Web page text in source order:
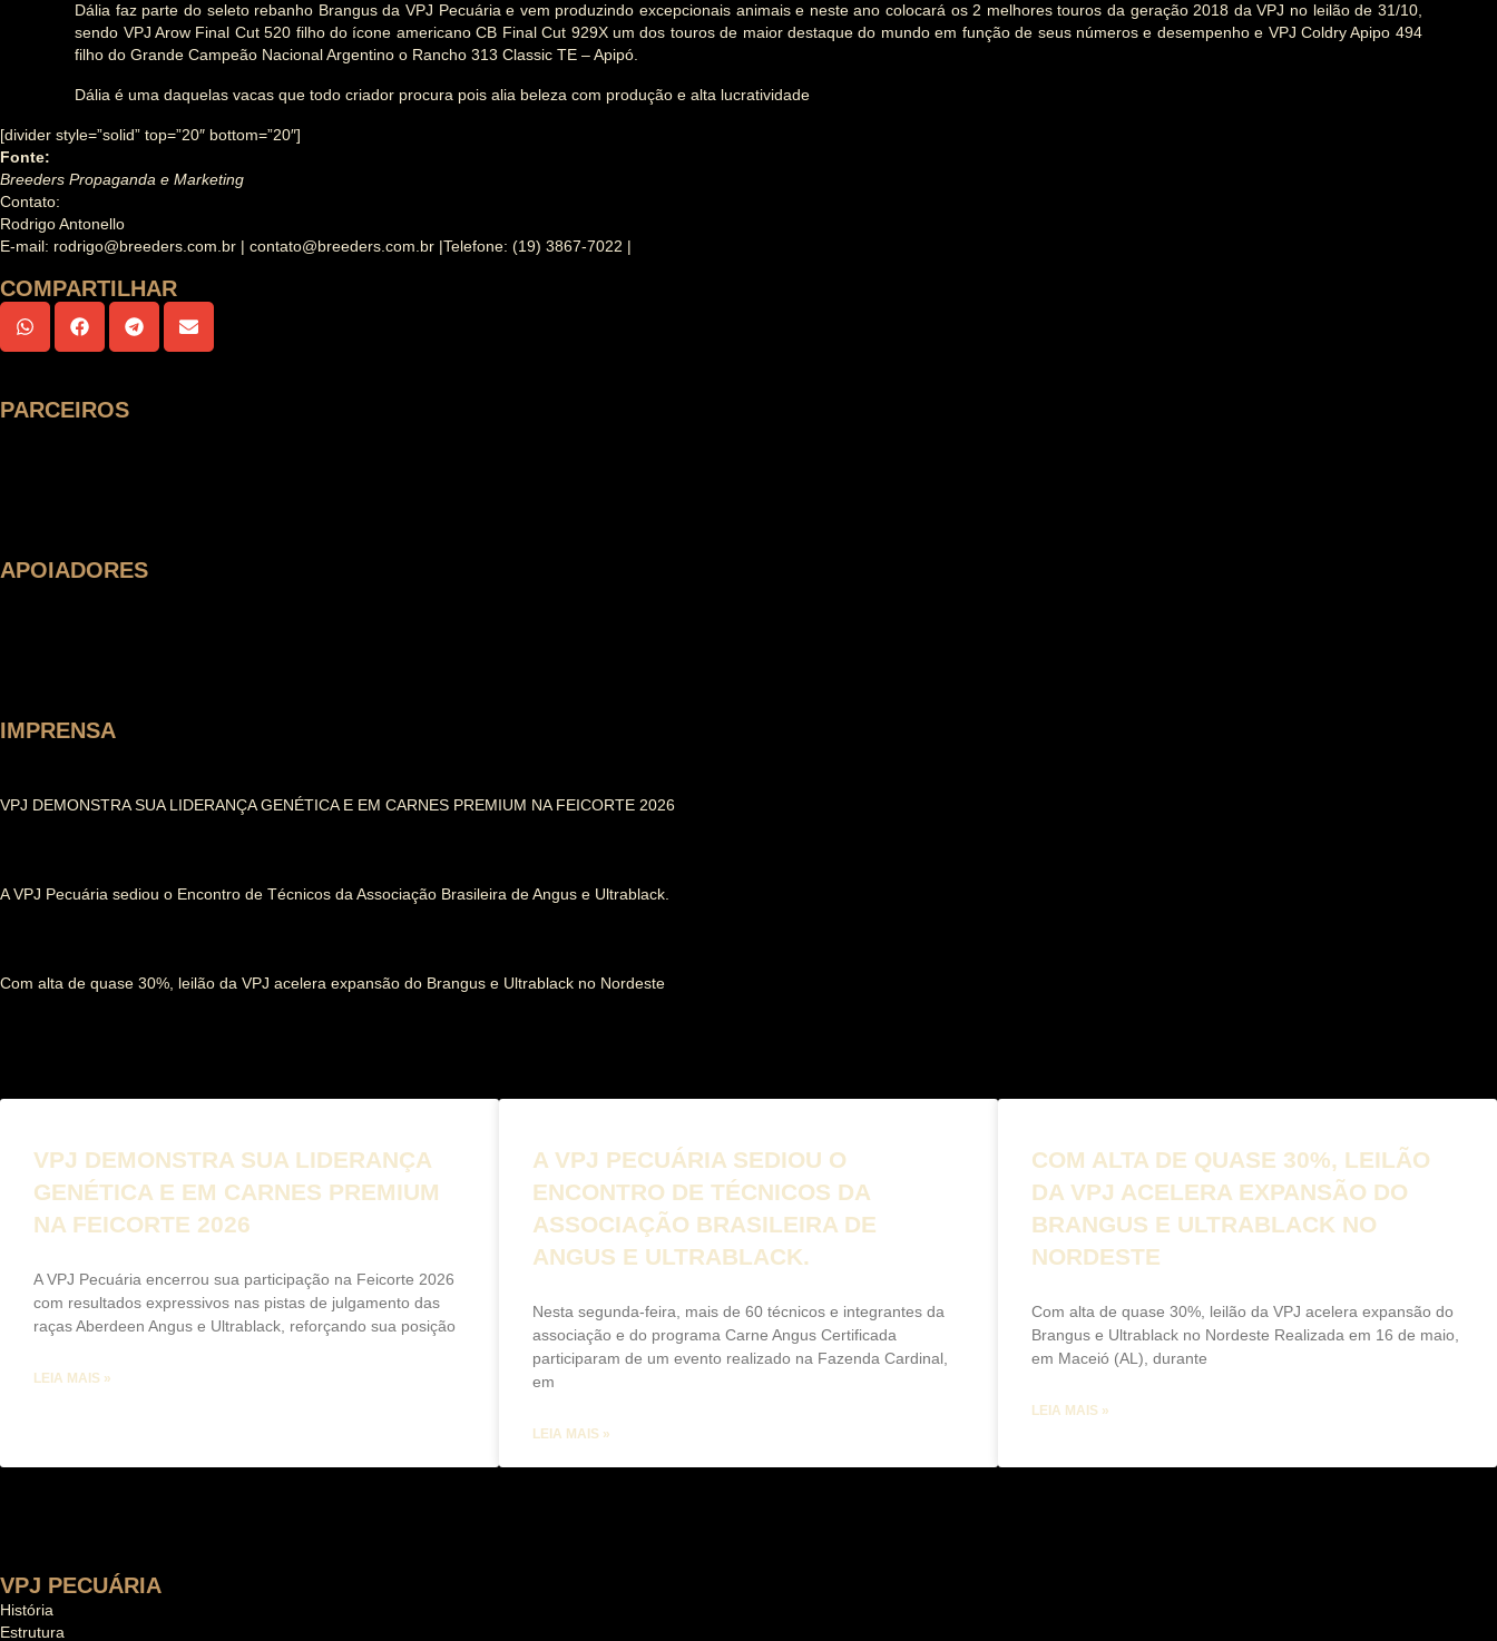
Dália faz parte do seleto rebanho Brangus da VPJ Pecuária e vem produzindo excepcionais animais e neste ano colocará os 2 melhores touros da geração 2018 da VPJ no leilão de 31/10,
sendo VPJ Arow Final Cut 520 filho do ícone americano CB Final Cut 929X um dos touros de maior destaque do mundo em função de seus números e desempenho e VPJ Coldry Apipo 494
filho do Grande Campeão Nacional Argentino o Rancho 313 Classic TE – Apipó.
Dália é uma daquelas vacas que todo criador procura pois alia beleza com produção e alta lucratividade
[divider style=”solid” top=”20″ bottom=”20″]
Fonte:
Breeders Propaganda e Marketing
Contato:
Rodrigo Antonello
E-mail: rodrigo@breeders.com.br | contato@breeders.com.br |Telefone: (19) 3867-7022 |
COMPARTILHAR
PARCEIROS
APOIADORES
IMPRENSA
VPJ DEMONSTRA SUA LIDERANÇA GENÉTICA E EM CARNES PREMIUM NA FEICORTE 2026
A VPJ Pecuária sediou o Encontro de Técnicos da Associação Brasileira de Angus e Ultrablack.
Com alta de quase 30%, leilão da VPJ acelera expansão do Brangus e Ultrablack no Nordeste
VPJ DEMONSTRA SUA LIDERANÇA
GENÉTICA E EM CARNES PREMIUM
NA FEICORTE 2026
A VPJ Pecuária encerrou sua participação na Feicorte 2026
com resultados expressivos nas pistas de julgamento das
raças Aberdeen Angus e Ultrablack, reforçando sua posição
LEIA MAIS »
A VPJ PECUÁRIA SEDIOU O
ENCONTRO DE TÉCNICOS DA
ASSOCIAÇÃO BRASILEIRA DE
ANGUS E ULTRABLACK.
Nesta segunda-feira, mais de 60 técnicos e integrantes da
associação e do programa Carne Angus Certificada
participaram de um evento realizado na Fazenda Cardinal,
em
LEIA MAIS »
COM ALTA DE QUASE 30%, LEILÃO
DA VPJ ACELERA EXPANSÃO DO
BRANGUS E ULTRABLACK NO
NORDESTE
Com alta de quase 30%, leilão da VPJ acelera expansão do
Brangus e Ultrablack no Nordeste Realizada em 16 de maio,
em Maceió (AL), durante
LEIA MAIS »
VPJ PECUÁRIA
História
Estrutura